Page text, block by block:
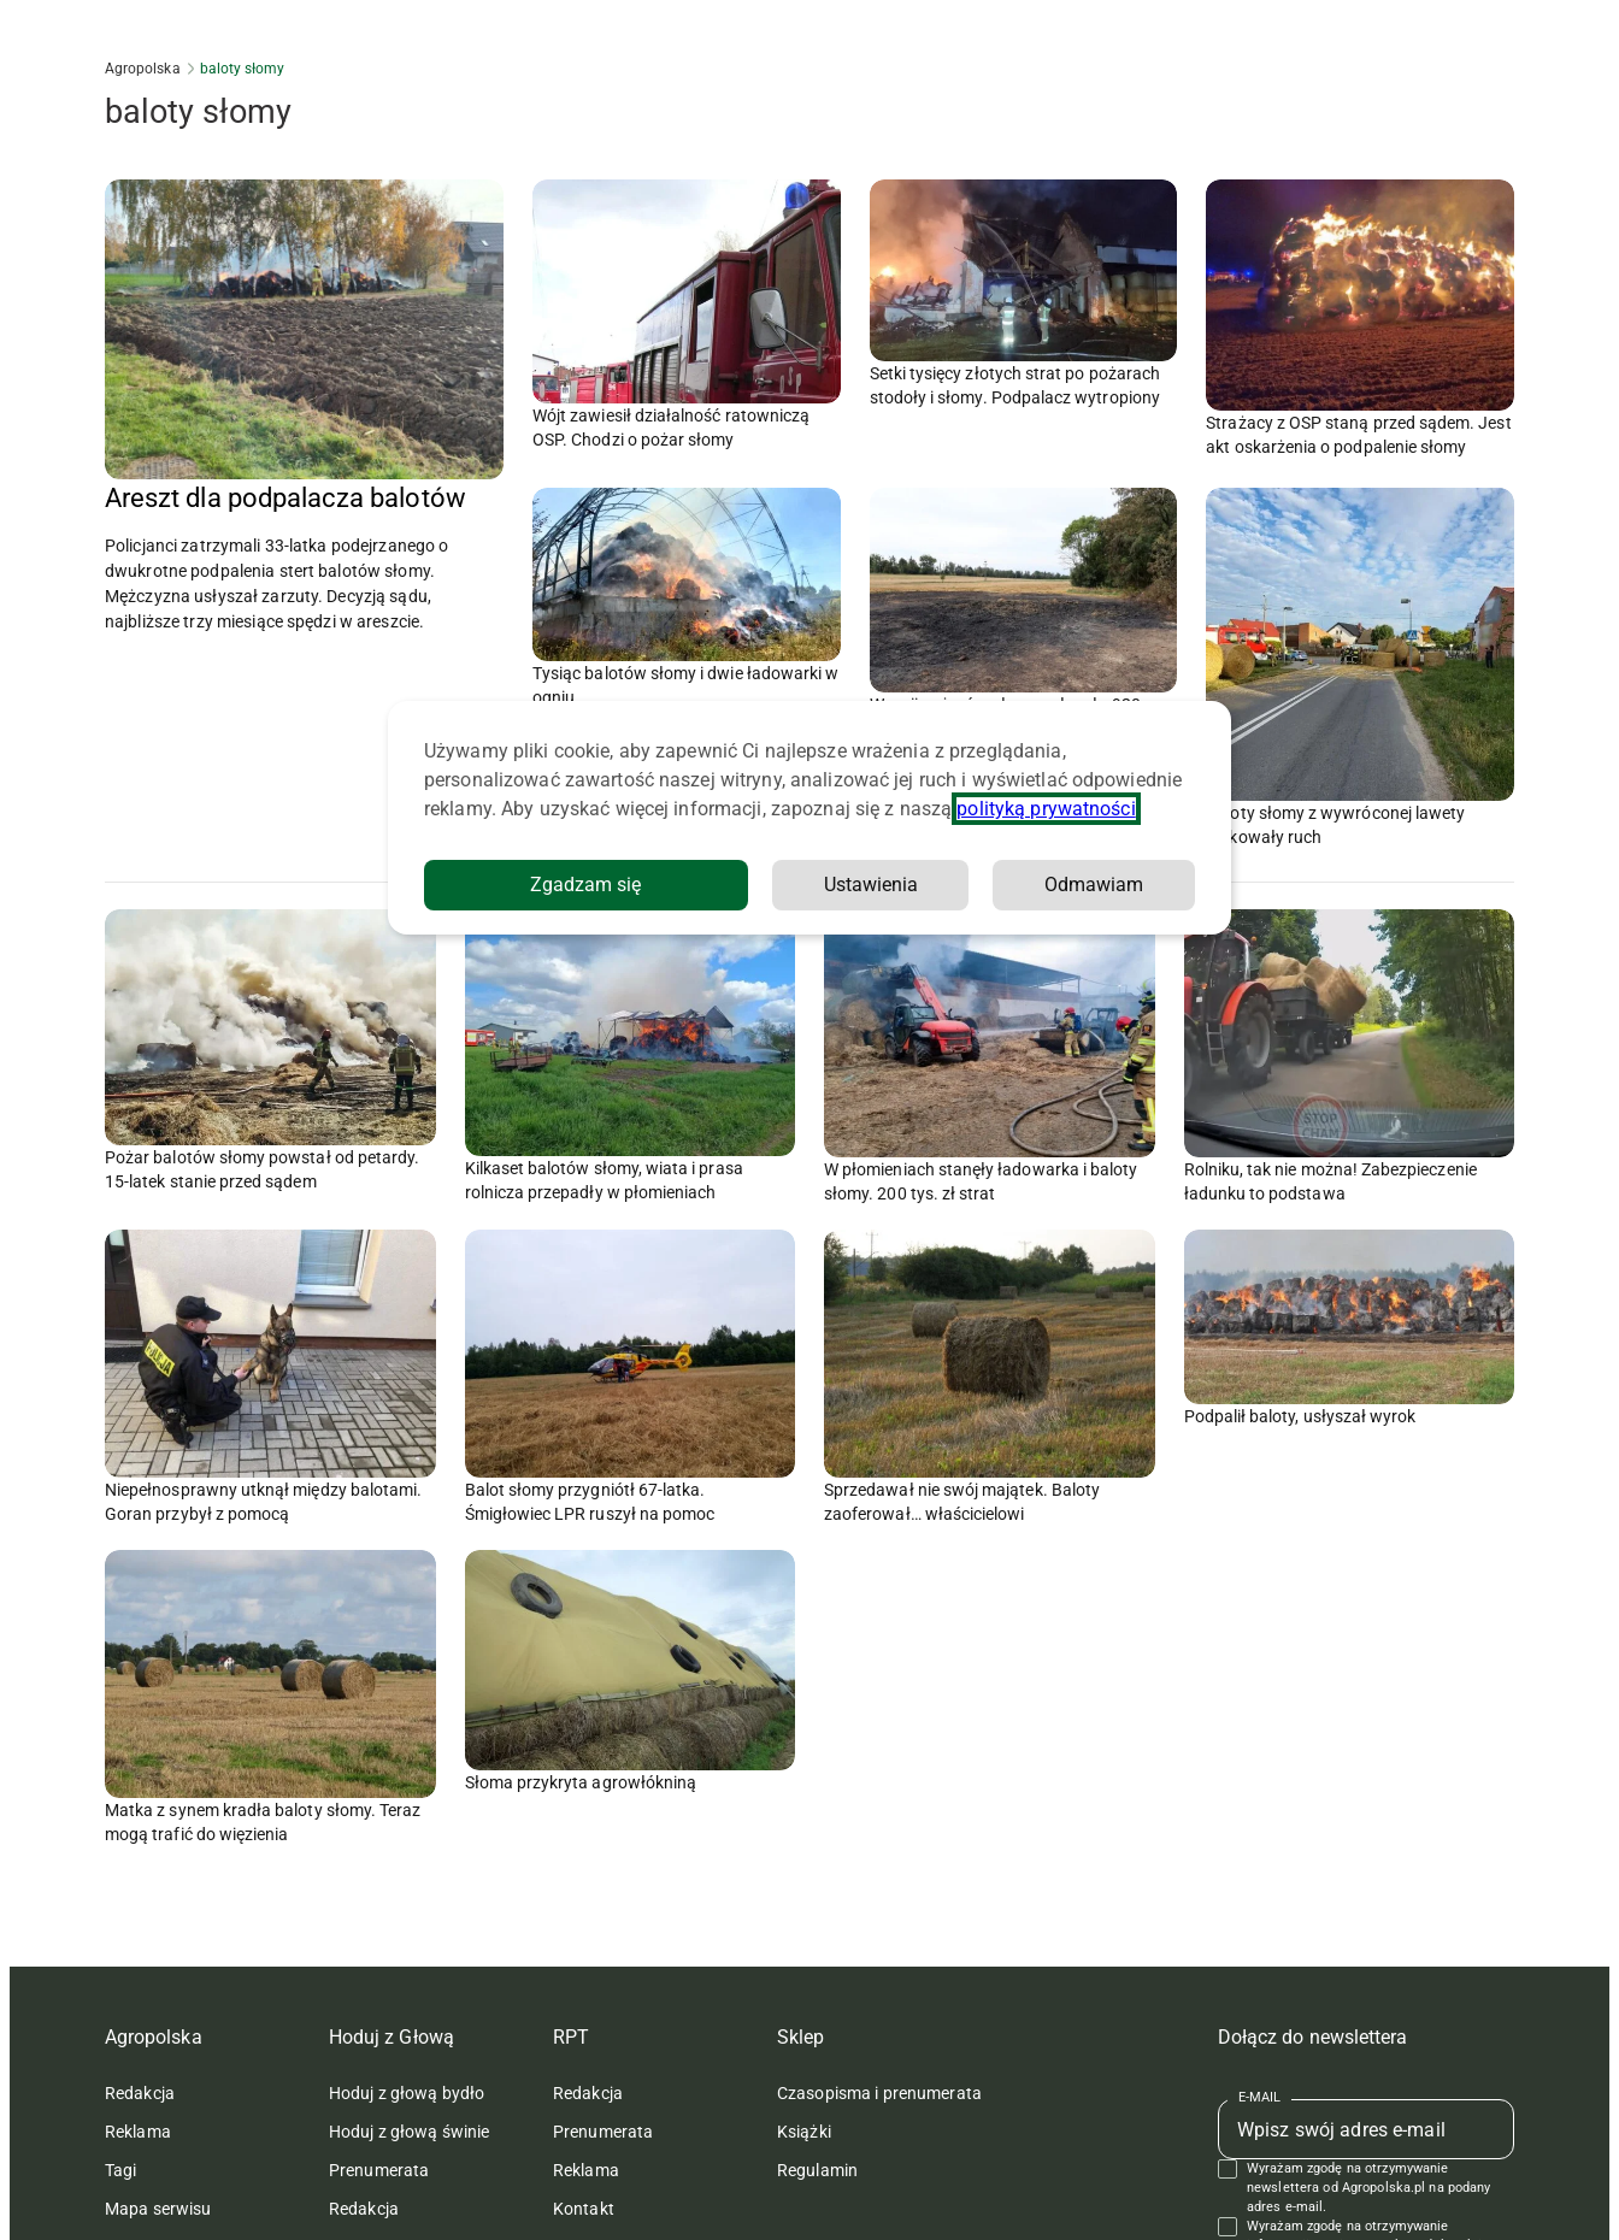
Agropolska baloty słomy
baloty słomy
Areszt dla podpalacza balotów
Policjanci zatrzymali 33-latka podejrzanego o
dwukrotne podpalenia stert balotów słomy.
Mężczyzna usłyszał zarzuty. Decyzją sądu,
najbliższe trzy miesiące spędzi w areszcie.
Wójt zawiesił działalność ratowniczą
OSP. Chodzi o pożar słomy
Setki tysięcy złotych strat po pożarach
stodoły i słomy. Podpalacz wytropiony
Strażacy z OSP staną przed sądem. Jest
akt oskarżenia o podpalenie słomy
Tysiąc balotów słomy i dwie ładowarki w
ogniu
W serii pożarów słomy spłonęło 920
Baloty słomy z wywróconej lawety
blokowały ruch
Pożar balotów słomy powstał od petardy.
15-latek stanie przed sądem
Kilkaset balotów słomy, wiata i prasa
rolnicza przepadły w płomieniach
W płomieniach stanęły ładowarka i baloty
słomy. 200 tys. zł strat
Rolniku, tak nie można! Zabezpieczenie
ładunku to podstawa
Niepełnosprawny utknął między balotami.
Goran przybył z pomocą
Balot słomy przygniótł 67-latka.
Śmigłowiec LPR ruszył na pomoc
Sprzedawał nie swój majątek. Baloty
zaoferował… właścicielowi
Podpalił baloty, usłyszał wyrok
Matka z synem kradła baloty słomy. Teraz
mogą trafić do więzienia
Słoma przykryta agrowłókniną
Agropolska
Redakcja
Reklama
Tagi
Mapa serwisu
Hoduj z Głową
Hoduj z głową bydło
Hoduj z głową świnie
Prenumerata
Redakcja
RPT
Redakcja
Prenumerata
Reklama
Kontakt
Sklep
Czasopisma i prenumerata
Książki
Regulamin
Dołącz do newslettera
E-MAIL
Wyrażam zgodę na otrzymywanie
newslettera od Agropolska.pl na podany
adres e-mail.
Wyrażam zgodę na otrzymywanie
Używamy pliki cookie, aby zapewnić Ci najlepsze wrażenia z przeglądania,
personalizować zawartość naszej witryny, analizować jej ruch i wyświetlać odpowiednie
reklamy. Aby uzyskać więcej informacji, zapoznaj się z naszą polityką prywatności
Zgadzam się Ustawienia Odmawiam